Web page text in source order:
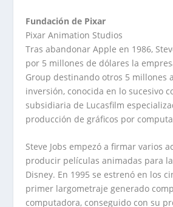
Fundación de Pixar
Pixar Animation Studios
Tras abandonar Apple en 1986,
por 5 millones de dólares la
Group destinando otros 5 millones
inversión, conocida en lo sucesivo
subsidiaria de Lucasfilm
producción de gráficos por
Steve Jobs empezó a firmar varios
producir películas animadas para
Disney. En 1995 se estrenó en los
primer largometraje generado
computadora, conseguido con su